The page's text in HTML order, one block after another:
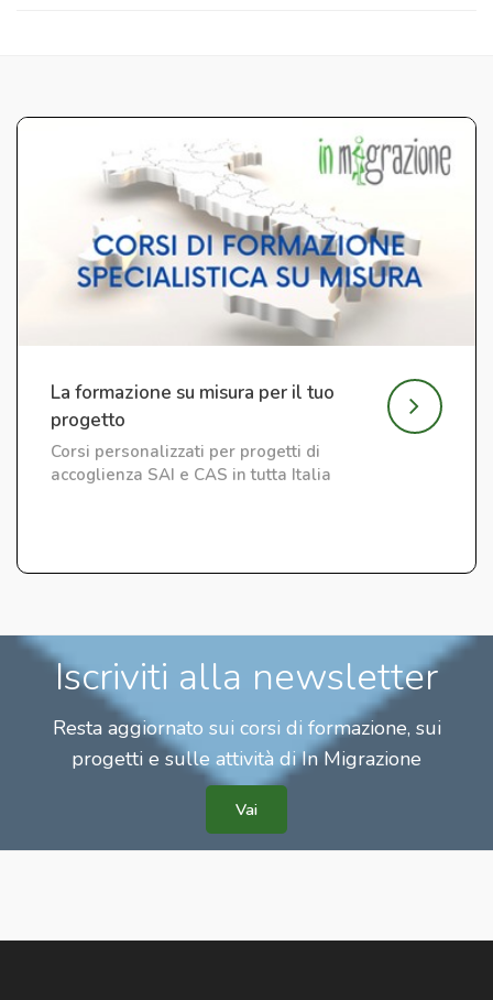
La formazione su misura per il tuo
progetto
Corsi personalizzati per progetti di
accoglienza SAI e CAS in tutta Italia
Iscriviti alla newsletter
Resta aggiornato sui corsi di formazione, sui
progetti e sulle attività di In Migrazione
Vai